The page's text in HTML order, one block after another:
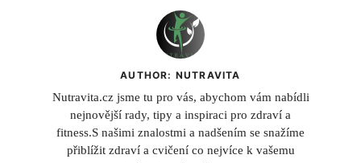
AUTHOR: NUTRAVITA
Nutravita.cz jsme tu pro vás, abychom vám nabídli
nejnovější rady, tipy a inspiraci pro zdraví a
fitness.S našimi znalostmi a nadšením se snažíme
přiblížit zdraví a cvičení co nejvíce k vašemu